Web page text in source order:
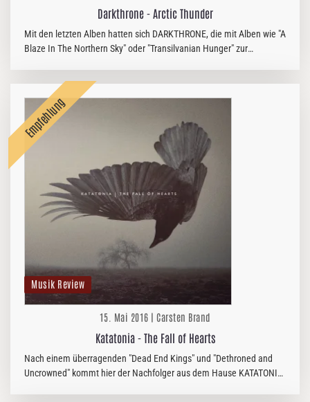
Darkthrone - Arctic Thunder
Mit den letzten Alben hatten sich DARKTHRONE, die mit Alben wie "A
Blaze In The Northern Sky" oder "Transilvanian Hunger" zur
Musik Review
15. Mai 2016 | Carsten Brand
Katatonia - The Fall of Hearts
Nach einem überragenden "Dead End Kings" und "Dethroned and
Uncrowned" kommt hier der Nachfolger aus dem Hause KATATONIA,